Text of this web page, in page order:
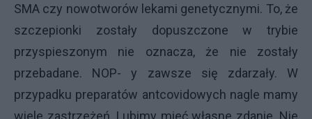
SMA czy nowotworów lekami genetycznymi. To, że
szczepionki zostały dopuszczone w trybie
przyspieszonym nie oznacza, że nie zostały
przebadane. NOP- y zawsze się zdarzały. W
przypadku preparatów antcovidowych nagle mamy
wiele zastrzeżeń. Lubimy mieć własne zdanie. Nie